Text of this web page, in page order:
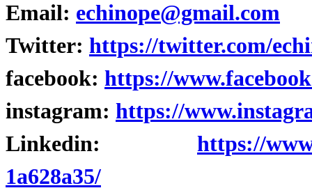
Email: echinope@gmail.com
Twitter: https://twitter.com/
facebook: https://
instagram: https://
Linkedin: https://
1a628a35/